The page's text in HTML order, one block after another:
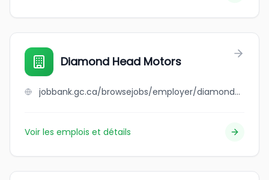
Diamond Head Motors
jobbank.gc.ca/browsejobs/employer/diamond+head+motors/ca
Voir les emplois et détails